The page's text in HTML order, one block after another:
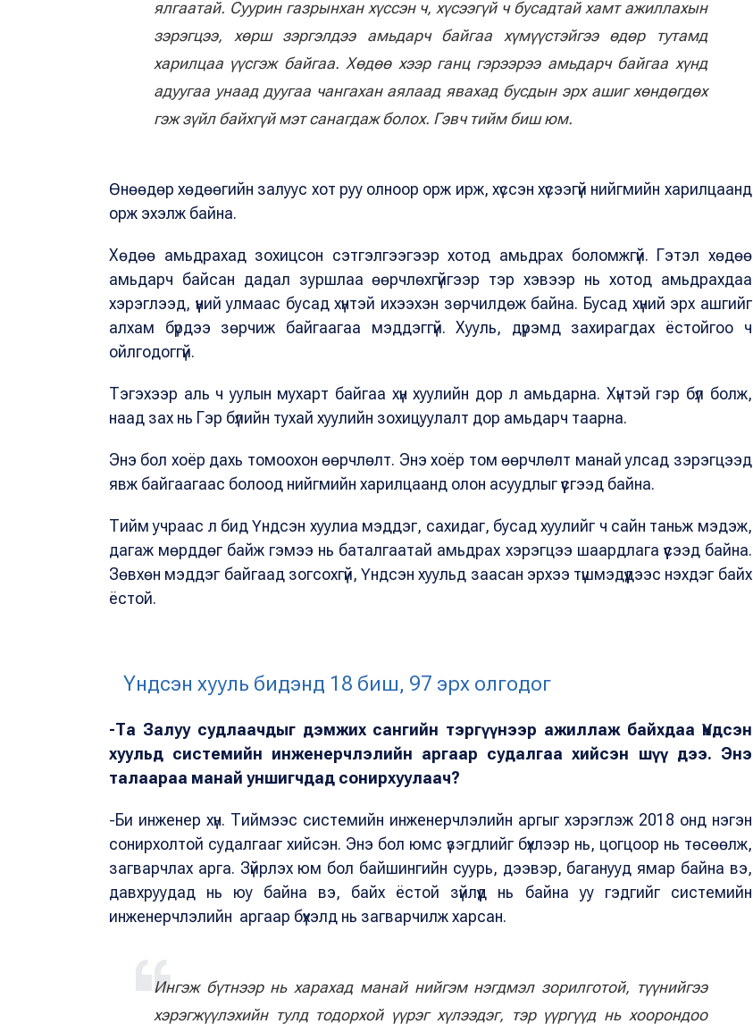
ялгаатай. Суурин газрынхан хүссэн ч, хүсээгүй ч бусадтай хамт ажиллахын
зэрэгцээ, хөрш зэргэлдээ амьдарч байгаа хүмүүстэйгээ өдөр тутамд
харилцаа үүсгэж байгаа. Хөдөө хээр ганц гэрээрээ амьдарч байгаа хүнд
адуугаа унаад дуугаа чангахан аялаад явахад бусдын эрх ашиг хөндөгдөх
гэж зүйл байхгүй мэт санагдаж болох. Гэвч тийм биш юм.
Өнөөдөр хөдөөгийн залуус хот руу олноор орж ирж, хүссэн хүсээгүй нийгмийн харилцаанд
орж эхэлж байна.
Хөдөө амьдрахад зохицсон сэтгэлгээгээр хотод амьдрах боломжгүй. Гэтэл хөдөө
амьдарч байсан дадал зуршлаа өөрчлөхгүйгээр тэр хэвээр нь хотод амьдрахдаа
хэрэглээд, үүний улмаас бусад хүнтэй ихээхэн зөрчилдөж байна. Бусад хүний эрх ашгийг
алхам бүрдээ зөрчиж байгаагаа мэддэггүй. Хууль, дүрэмд захирагдах ёстойгоо ч
ойлгодоггүй.
Тэгэхээр аль ч уулын мухарт байгаа хүн хуулийн дор л амьдарна. Хүнтэй гэр бүл болж,
наад зах нь Гэр бүлийн тухай хуулийн зохицуулалт дор амьдарч таарна.
Энэ бол хоёр дахь томоохон өөрчлөлт. Энэ хоёр том өөрчлөлт манай улсад зэрэгцээд
явж байгаагаас болоод нийгмийн харилцаанд олон асуудлыг үүсгээд байна.
Тийм учраас л бид Үндсэн хуулиа мэддэг, сахидаг, бусад хуулийг ч сайн таньж мэдэж,
дагаж мөрддөг байж гэмээ нь баталгаатай амьдрах хэрэгцээ шаардлага үүсээд байна.
Зөвхөн мэддэг байгаад зогсохгүй, Үндсэн хуульд заасан эрхээ түшмэдүүдээс нэхдэг байх
ёстой.
Үндсэн хууль бидэнд 18 биш, 97 эрх олгодог
-Та Залуу судлаачдыг дэмжих сангийн тэргүүнээр ажиллаж байхдаа Үндсэн
хуульд системийн инженерчлэлийн аргаар судалгаа хийсэн шүү дээ. Энэ
талаараа манай уншигчдад сонирхуулаач?
-Би инженер хүн. Тиймээс системийн инженерчлэлийн аргыг хэрэглэж 2018 онд нэгэн
сонирхолтой судалгааг хийсэн. Энэ бол юмс үзэгдлийг бүхлээр нь, цогцоор нь төсөөлж,
загварчлах арга. Зүйрлэх юм бол байшингийн суурь, дээвэр, баганууд ямар байна вэ,
давхруудад нь юу байна вэ, байх ёстой зүйлүүд нь байна уу гэдгийг системийн
инженерчлэлийн аргаар бүхэлд нь загварчилж харсан.
Ингэж бүтнээр нь харахад манай нийгэм нэгдмэл зорилготой, түүнийгээ
хэрэгжүүлэхийн тулд тодорхой үүрэг хүлээдэг, тэр үүргүүд нь хоорондоо